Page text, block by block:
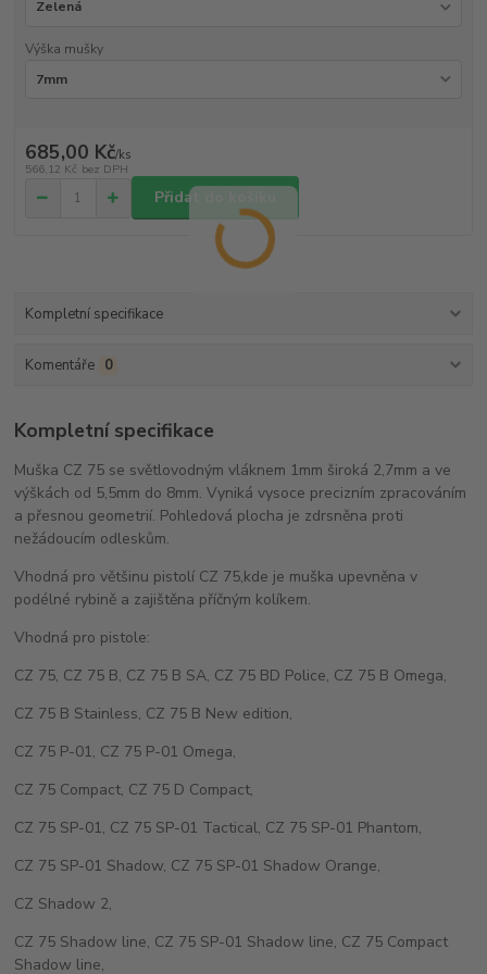
Výška mušky
685,00 Kč/ks
566,12 Kč bez DPH
Přidat do košíku
Kompletní specifikace
Komentáře 0
Kompletní specifikace
Muška CZ 75 se světlovodným vláknem 1mm široká 2,7mm a ve
výškách od 5,5mm do 8mm. Vyniká vysoce precizním zpracováním
a přesnou geometrií. Pohledová plocha je zdrsněna proti
nežádoucím odleskům.
Vhodná pro většinu pistolí CZ 75,kde je muška upevněna v
podélné rybině a zajištěna příčným kolíkem.
Vhodná pro pistole:
CZ 75, CZ 75 B, CZ 75 B SA, CZ 75 BD Police, CZ 75 B Omega,
CZ 75 B Stainless, CZ 75 B New edition,
CZ 75 P-01, CZ 75 P-01 Omega,
CZ 75 Compact, CZ 75 D Compact,
CZ 75 SP-01, CZ 75 SP-01 Tactical, CZ 75 SP-01 Phantom,
CZ 75 SP-01 Shadow, CZ 75 SP-01 Shadow Orange,
CZ Shadow 2,
CZ 75 Shadow line, CZ 75 SP-01 Shadow line, CZ 75 Compact
Shadow line,